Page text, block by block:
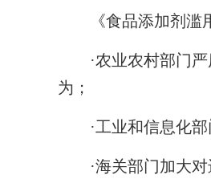
《食品添加剂滥用
·农业农村部门严
为；
·工业和信息化部
·海关部门加大对